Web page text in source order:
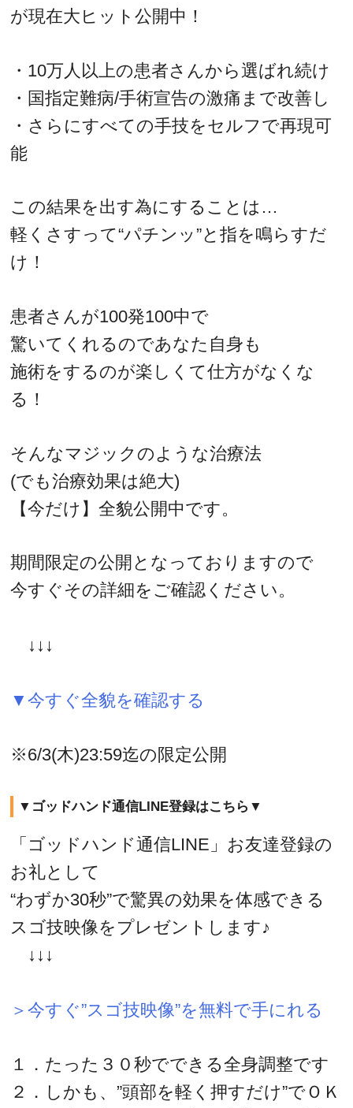
が現在大ヒット公開中！
・10万人以上の患者さんから選ばれ続け
・国指定難病/手術宣告の激痛まで改善し
・さらにすべての手技をセルフで再現可
能
この結果を出す為にすることは…
軽くさすって“パチンッ”と指を鳴らすだ
け！
患者さんが100発100中で
驚いてくれるのであなた自身も
施術をするのが楽しくて仕方がなくな
る！
そんなマジックのような治療法
(でも治療効果は絶大)
【今だけ】全貌公開中です。
期間限定の公開となっておりますので
今すぐその詳細をご確認ください。
↓↓↓
▼今すぐ全貌を確認する
※6/3(木)23:59迄の限定公開
▼ゴッドハンド通信LINE登録はこちら▼
「ゴッドハンド通信LINE」お友達登録の
お礼として
“わずか30秒”で驚異の効果を体感できる
スゴ技映像をプレゼントします♪
↓↓↓
＞今すぐ”スゴ技映像”を無料で手にれる
１．たった３０秒でできる全身調整です
２．しかも、”頭部を軽く押すだけ”でＯＫ